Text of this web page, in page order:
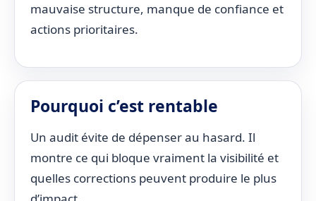
mauvaise structure, manque de confiance et
actions prioritaires.
Pourquoi c’est rentable
Un audit évite de dépenser au hasard. Il
montre ce qui bloque vraiment la visibilité et
quelles corrections peuvent produire le plus